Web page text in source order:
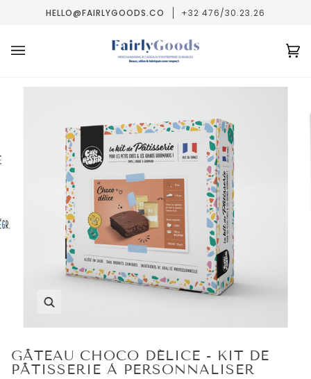
HELLO@FAIRLYGOODS.CO +32 476/30.23.26
GÂTEAU CHOCO DÉLICE - KIT DE
PÂTISSERIE À PERSONNALISER